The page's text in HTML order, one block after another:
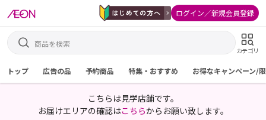
ログイン／新規会員登録
カテゴリ
トップ 広告の品 予約商品 特集・おすすめ お得なキャンペーン/
こちらは見学店舗です。
お届けエリアの確認はこちらからお願い致します。